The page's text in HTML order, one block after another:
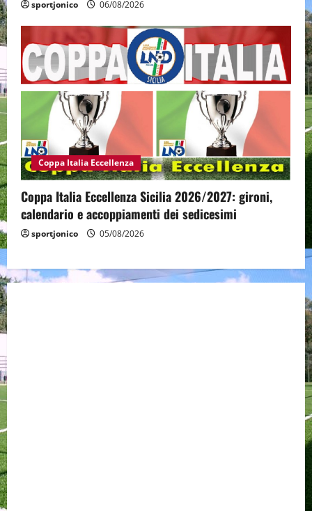
sportjonico 06/08/2026
Coppa Italia Eccellenza
Coppa Italia Eccellenza Sicilia 2026/2027: gironi,
calendario e accoppiamenti dei sedicesimi
sportjonico 05/08/2026